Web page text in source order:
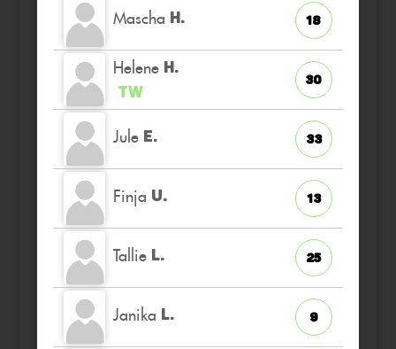
Mascha H. 18
Helene H.
TW
30
Jule E. 33
Finja U. 13
Tallie L. 25
Janika L. 9